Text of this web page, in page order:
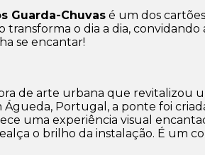
Guarda-Chuvas é um dos
o dia a dia,
se encantar!
de arte urbana que revitalizou
Portugal, a ponte foi
uma experiência visual
o brilho da instalação. É um